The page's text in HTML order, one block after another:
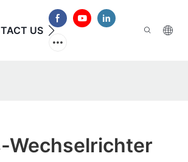
US HÄUFIG GESTELLTE
Wechselrichter